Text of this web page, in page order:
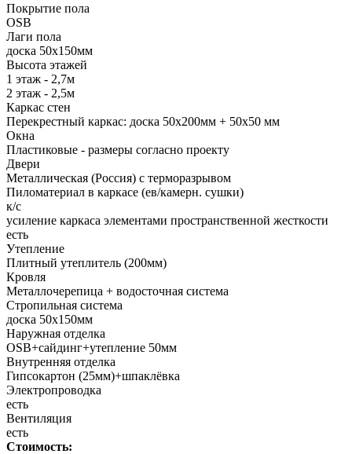
Покрытие пола
ОSB
Лаги пола
доска 50х150мм
Высота этажей
1 этаж - 2,7м
2 этаж - 2,5м
Каркас стен
Перекрестный каркас: доска 50х200мм + 50х50 мм
Окна
Пластиковые - размеры согласно проекту
Двери
Металлическая (Россия) с терморазрывом
Пиломатериал в каркасе (ев/камерн. сушки)
к/с
усиление каркаса элементами пространственной жесткости
есть
Утепление
Плитный утеплитель (200мм)
Кровля
Металлочерепица + водосточная система
Стропильная система
доска 50х150мм
Наружная отделка
OSB+cайдинг+утепление 50мм
Внутренняя отделка
Гипсокартон (25мм)+шпаклёвка
Электропроводка
есть
Вентиляция
есть
Стоимость: